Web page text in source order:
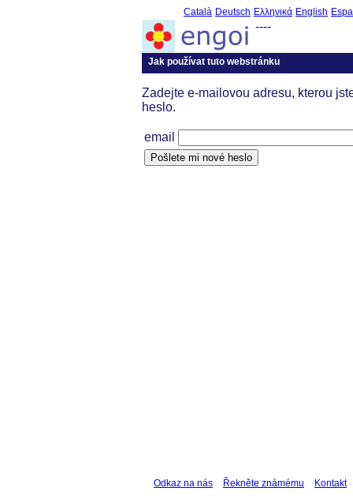
Català Deutsch Ελληνικά English
----
Jak používat tuto webstránku
Zadejte e-mailovou adresu, kterou
heslo.
email
Odkaz na nás Řekněte známému Kontakt